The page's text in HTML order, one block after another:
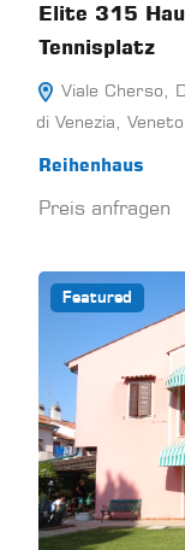
Elite 315
Tennisplatz
Viale Cherso,
di Venezia,
Reihenhaus
Preis anfragen
Featured